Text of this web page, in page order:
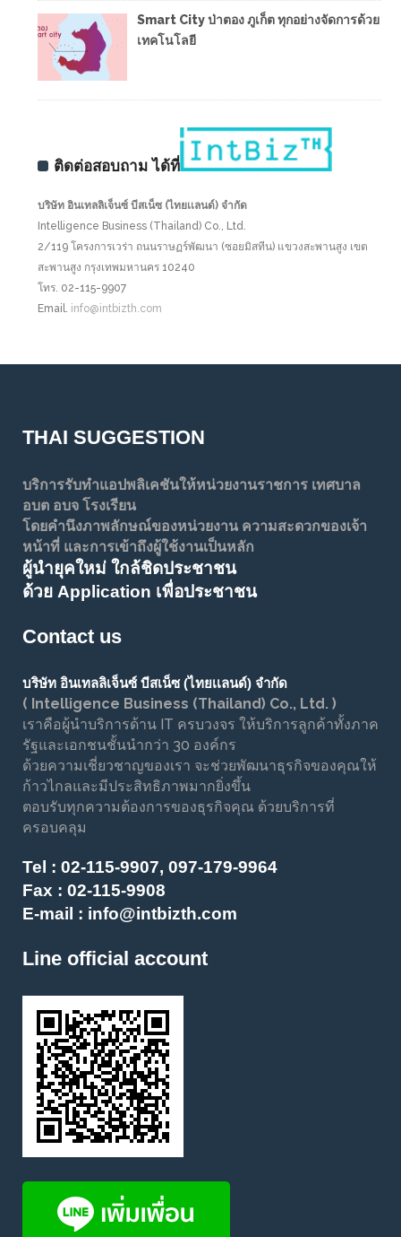
Smart City ป่าตอง ภูเก็ต ทุกอย่างจัดการด้วย
เทคโนโลยี
ติดต่อสอบถาม ได้ที่
บริษัท อินเทลลิเจ็นซ์ บีสเน็ซ (ไทยเเลนด์) จำกัด
Intelligence Business (Thailand) Co., Ltd.
2/119 โครงการเวร่า ถนนราษฏร์พัฒนา (ซอยมิสทีน) แขวงสะพานสูง เขต
สะพานสูง กรุงเทพมหานคร 10240
โทร. 02-115-9907
Email. info@intbizth.com
THAI SUGGESTION
บริการรับทำแอปพลิเคชันให้หน่วยงานราชการ เทศบาล
อบต อบจ โรงเรียน
โดยคำนึงภาพลักษณ์ของหน่วยงาน ความสะดวกของเจ้า
หน้าที่ และการเข้าถึงผู้ใช้งานเป็นหลัก
ผู้นำยุคใหม่ ใกล้ชิดประชาชน
ด้วย Application เพื่อประชาชน
Contact us
บริษัท อินเทลลิเจ็นซ์ บีสเน็ซ (ไทยเเลนด์) จำกัด
( Intelligence Business (Thailand) Co., Ltd. )
เราคือผู้นำบริการด้าน IT ครบวงจร ให้บริการลูกค้าทั้งภาค
รัฐและเอกชนชั้นนำกว่า 30 องค์กร
ด้วยความเชี่ยวชาญของเรา จะช่วยพัฒนาธุรกิจของคุณให้
ก้าวไกลและมีประสิทธิภาพมากยิ่งขึ้น
ตอบรับทุกความต้องการของธุรกิจคุณ ด้วยบริการที่
ครอบคลุม
Tel : 02-115-9907, 097-179-9964
Fax : 02-115-9908
E-mail : info@intbizth.com
Line official account